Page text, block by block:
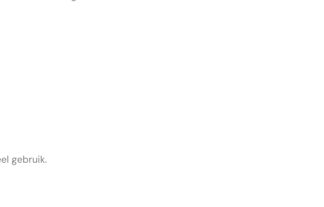
gebruik.